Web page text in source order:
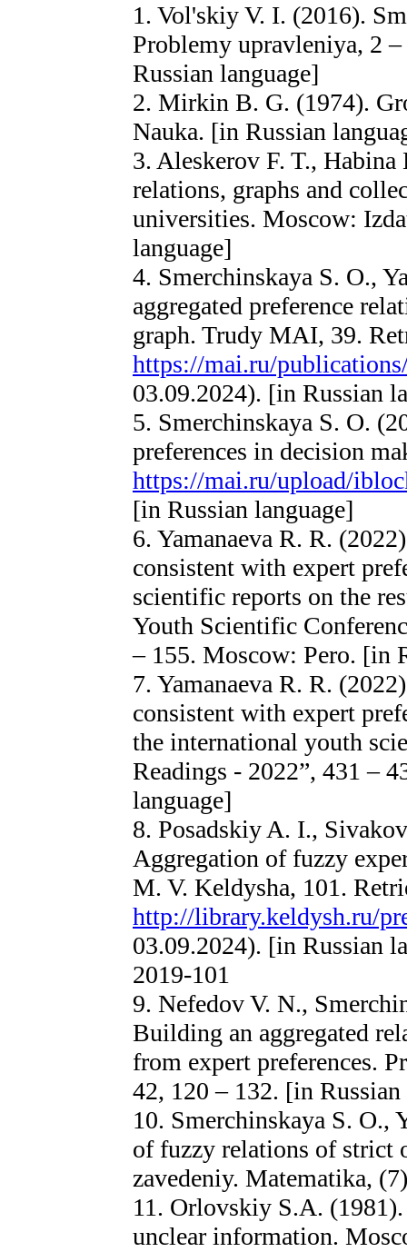
1. Vol'skiy V. I. (2016).
Problemy upravleniya, 2
Russian language]
2. Mirkin B. G. (1974).
Nauka. [in Russian
3. Aleskerov F. T.,
relations, graphs and
universities. Moscow:
language]
4. Smerchinskaya S. O.,
aggregated preference
graph. Trudy MAI, 39.
https://mai.ru/
03.09.2024). [in Russian
5. Smerchinskaya S. O.
preferences in decision
https://mai.ru/upload/
[in Russian language]
6. Yamanaeva R. R.
consistent with expert
scientific reports on the
Youth Scientific
– 155. Moscow: Pero. [in
7. Yamanaeva R. R.
consistent with expert
the international youth
Readings - 2022”, 431 –
language]
8. Posadskiy A. I.,
Aggregation of fuzzy
M. V. Keldysha, 101.
http://library.keldysh.ru/
03.09.2024). [in Russian
2019-101
9. Nefedov V. N.,
Building an aggregated
from expert preferences.
42, 120 – 132. [in Russian
10. Smerchinskaya S. O.,
of fuzzy relations of strict
zavedeniy. Matematika,
11. Orlovskiy S.A.
unclear information.